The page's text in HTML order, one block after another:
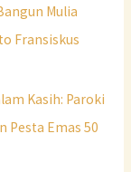
Mulia
Fransiskus
Kasih: Paroki
Pesta Emas 50